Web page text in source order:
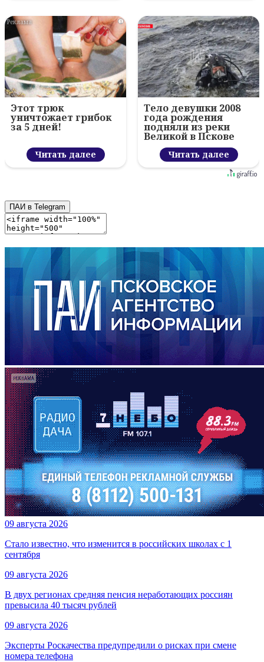
i
Этот трюк
уничтожает грибок
за 5 дней!
Читать далее
Тело девушки 2008
года рождения
подняли из реки
Великой в Пскове
Читать далее
ПАИ в Telegram
09 августа 2026
Стало известно, что изменится в российских школах с 1
сентября
09 августа 2026
В двух регионах средняя пенсия неработающих россиян
превысила 40 тысяч рублей
09 августа 2026
Эксперты Роскачества предупредили о рисках при смене
номера телефона